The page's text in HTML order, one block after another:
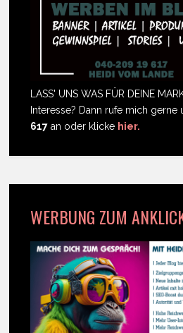
LASS' UNS WAS FÜR DEINE
Interesse? Dann rufe mich gerne
617 an oder klicke hier.
WERBUNG ZUM